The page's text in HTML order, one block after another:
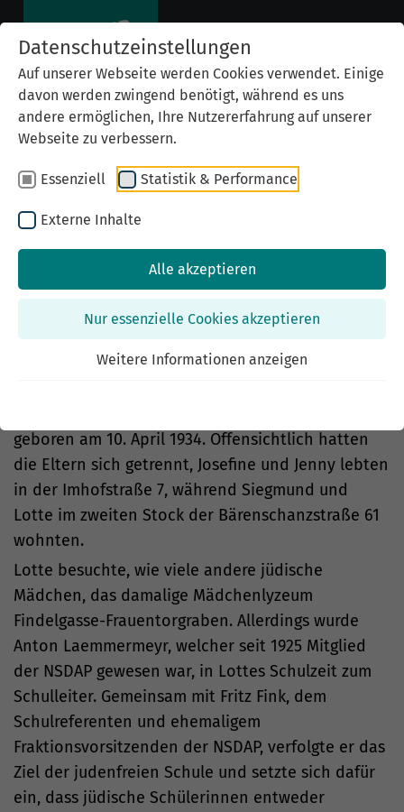
Datenschutzeinstellungen
Auf unserer Webseite werden Cookies verwendet. Einige
davon werden zwingend benötigt, während es uns
andere ermöglichen, Ihre Nutzererfahrung auf unserer
Webseite zu verbessern.
Essenziell Statistik & Performance
Externe Inhalte
Alle akzeptieren
Nur essenzielle Cookies akzeptieren
Weitere Informationen anzeigen
Lotte Zahn
Lotte Zahn wurde am 3. September 1921 in
Nürnberg geboren. Ihr Vater, Sigmund Zahn, kam
in Ostgalizien zur Welt und arbeitete als
Privatlehrer. Ihre Mutter war Josel, genannt
Josefine, geborene Bluttner, die am 10. Mai 1896 in
geboren am 10. April 1934. Offensichtlich hatten
die Eltern sich getrennt, Josefine und Jenny lebten
in der Imhofstraße 7, während Siegmund und
Lotte im zweiten Stock der Bärenschanzstraße 61
wohnten.
Lotte besuchte, wie viele andere jüdische
Mädchen, das damalige Mädchenlyzeum
Findelgasse-Frauentorgraben. Allerdings wurde
Anton Laemmermeyr, welcher seit 1925 Mitglied
der NSDAP gewesen war, in Lottes Schulzeit zum
Schulleiter. Gemeinsam mit Fritz Fink, dem
Schulreferenten und ehemaligem
Fraktionsvorsitzenden der NSDAP, verfolgte er das
Ziel der judenfreien Schule und setzte sich dafür
ein, dass jüdische Schülerinnen entweder